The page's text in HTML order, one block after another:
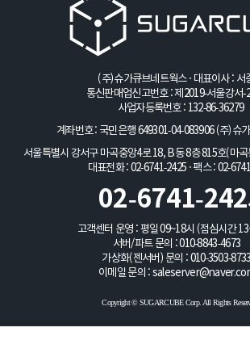
(주)슈가큐브네트웍스 · 대표이사 : 서
통신판매업신고번호 : 제2019-서울강서-
사업자등록번호 : 132-86-36279
계좌번호 : 국민은행 649301-04-083906 (주)슈
서울특별시 강서구 마곡중앙4로 18, B동 8층 815호(마
대표전화 : 02-6741-2425 · 팩스 : 02-
02-6741-
고객센터 운영 : 평일 09~18시 (점심시간
서버/파트 문의 :010-8843-4673
가상화(젠서버) 문의 : 010-3503-8733
이메일 문의 :
Copyright © SUGARCUBE Corp. All Rights